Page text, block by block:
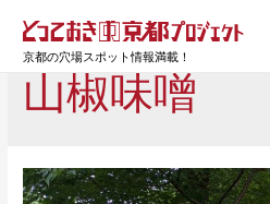
京都の穴場スポット情報満載！
山椒味噌